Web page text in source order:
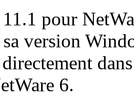
pour
version
6.